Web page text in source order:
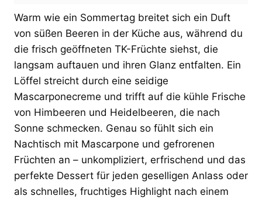
Warm wie ein Sommertag breitet sich ein Duft
von süßen Beeren in der Küche aus, während du
die frisch geöffneten TK-Früchte siehst, die
langsam auftauen und ihren Glanz entfalten. Ein
Löffel streicht durch eine seidige
Mascarponecreme und trifft auf die kühle Frische
von Himbeeren und Heidelbeeren, die nach
Sonne schmecken. Genau so fühlt sich ein
Nachtisch mit Mascarpone und gefrorenen
Früchten an – unkompliziert, erfrischend und das
perfekte Dessert für jeden geselligen Anlass oder
als schnelles, fruchtiges Highlight nach einem